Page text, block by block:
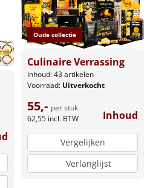
Oude collectie
Culinaire Verrassing
Inhoud: 43 artikelen
Voorraad: Uitverkocht
55,- per stuk
62,55 incl. BTW Inhoud
Vergelijken
Verlanglijst